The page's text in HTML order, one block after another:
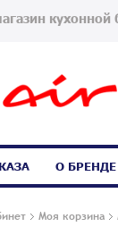
кухонной
Моя корзина
О БРЕНДЕ